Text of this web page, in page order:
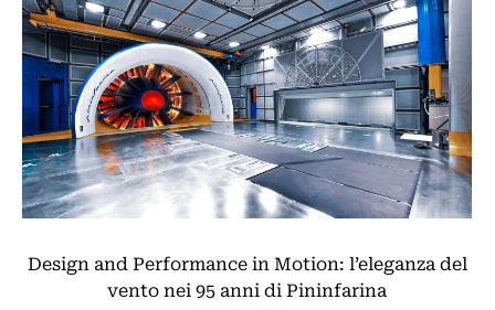
Design and Performance in Motion: l’eleganza del
vento nei 95 anni di Pininfarina